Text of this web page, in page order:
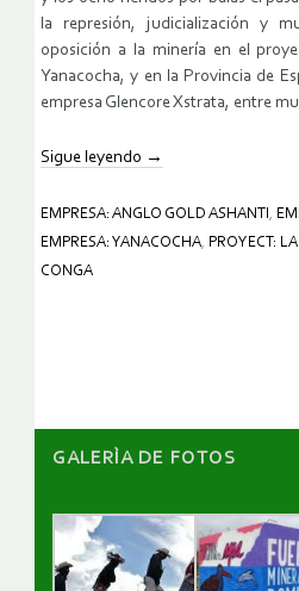
la represión, judicialización y
oposición a la minería en el
Yanacocha, y en la Provincia de
empresa Glencore Xstrata, entre
Sigue leyendo →
EMPRESA: ANGLO GOLD ASHANTI ,
EMPRESA: YANACOCHA, PROYECT:
CONGA
GALERÌA DE FOTOS